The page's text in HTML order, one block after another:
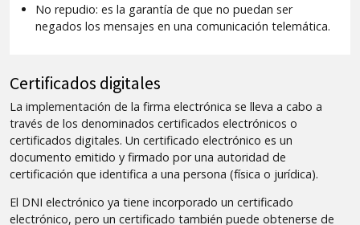
No repudio: es la garantía de que no puedan ser
negados los mensajes en una comunicación telemática.
Certificados digitales
La implementación de la firma electrónica se lleva a cabo a
través de los denominados certificados electrónicos o
certificados digitales. Un certificado electrónico es un
documento emitido y firmado por una autoridad de
certificación que identifica a una persona (física o jurídica).
El DNI electrónico ya tiene incorporado un certificado
electrónico, pero un certificado también puede obtenerse de